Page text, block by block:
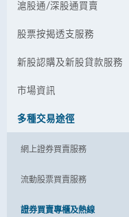
滬股通/深股通買賣
股票按揭透支服務
新股認購及新股貸款服務
市場資訊
多種交易途徑
網上證券買賣服務
流動股票買賣服務
證券買賣專櫃及熱線